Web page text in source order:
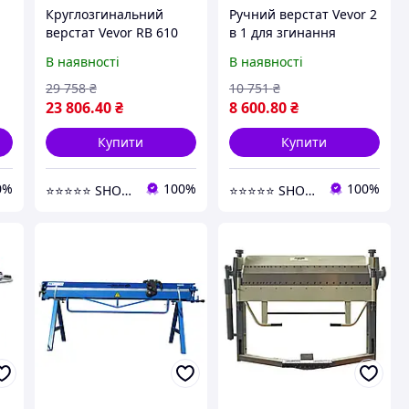
Круглозгинальний
верстат Vevor RB 610
до 0.8 мм, ручний
роликовий згинач
В наявності
23 806.40 ₴
29 758 ₴
Купити
⭐️⭐️⭐️⭐️⭐️ SHOPPEEE 100%
Ручний верстат Vevor 2
в 1 для згинання
розтягування, 2 сталеві
губки
В наявності
8 600.80₴
10 751 ₴
Купити
⭐️⭐️⭐️⭐️⭐️ SHOPPEEE 100%